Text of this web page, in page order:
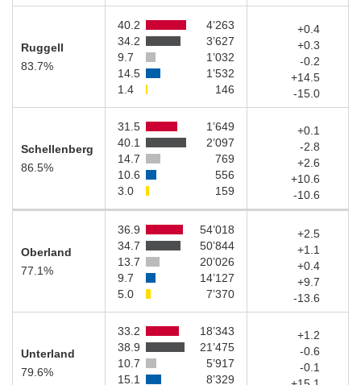
Ruggell
83.7%
40.2
4’263
34.2
3’627
9.7
1’032
14.5
1’532
1.4
146
+0.4
+0.3
-0.2
+14.5
-15.0
Schellenberg
86.5%
31.5
1’649
40.1
2’097
14.7
769
10.6
556
3.0
159
+0.1
-2.8
+2.6
+10.6
-10.6
Oberland
77.1%
36.9
54’018
34.7
50’844
13.7
20’026
9.7
14’127
5.0
7’370
+2.5
+1.1
+0.4
+9.7
-13.6
Unterland
79.6%
33.2
18’343
38.9
21’475
10.7
5’917
15.1
8’329
+1.2
-0.6
-0.1